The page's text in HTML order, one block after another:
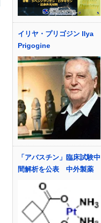
イリヤ・プリゴジン Ilya
Prigogine
「アバスチン」臨床試験中
間解析を公表 中外製薬